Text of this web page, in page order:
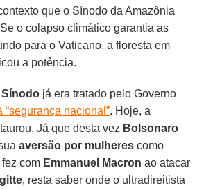
que o Sínodo da Amazônia
o colapso climático garantia as
para o Vaticano, a floresta em
a potência.
Sínodo já era tratado pelo Governo
“segurança nacional”. Hoje, a
Já que desta vez Bolsonaro
aversão por mulheres como
com Emmanuel Macron ao atacar
, resta saber onde o ultradireitista